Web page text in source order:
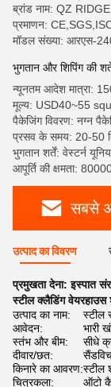
ब्रांड नाम: QZ RIDGE
प्रमाणन:
मॉडल संख्या: आरएस-
भुगतान और शिपिंग की
न्यूनतम आदेश मात्रा:
मूल्य: USD40~55
पैकेजिंग विवरण: नग्न
प्रसव के समय: 20-50
भुगतान शर्तें: वेस्टर्न
आपूर्ति की क्षमता:
सबसे
उत्पाद का विवरण
प्रमुखता देना:इस्पात
स्टील क्लैडिंग
उत्पाद का नाम:
स्टील
आवेदन:
भारी
स्तंभ और बीम:
सीधे
दीवार/छत:
किनारे का आवरण:स्टील
चित्रकला:
ऑटो